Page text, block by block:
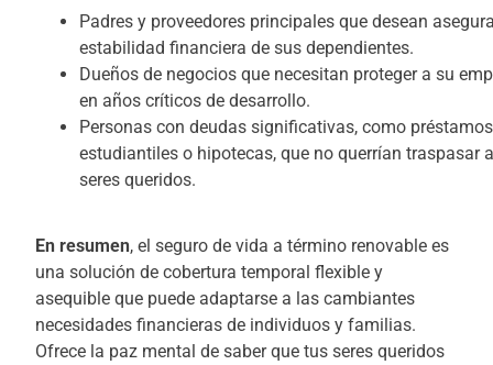
Padres y proveedores principales que desean
estabilidad financiera de sus dependientes.
Dueños de negocios que necesitan proteger a su
en años críticos de desarrollo.
Personas con deudas significativas, como préstamos
estudiantiles o hipotecas, que no querrían traspasar
seres queridos.
En resumen, el seguro de vida a término renovable es
una solución de cobertura temporal flexible y
asequible que puede adaptarse a las cambiantes
necesidades financieras de individuos y familias.
Ofrece la paz mental de saber que tus seres queridos